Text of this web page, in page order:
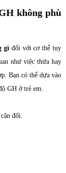
không phù
gì đối với cơ thể tuy
như việc thừa hay
Bạn có thể dựa vào
GH ở trẻ em.
đối.